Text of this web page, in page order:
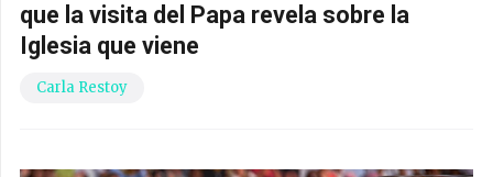
que la visita del Papa revela sobre la
Iglesia que viene
Carla Restoy